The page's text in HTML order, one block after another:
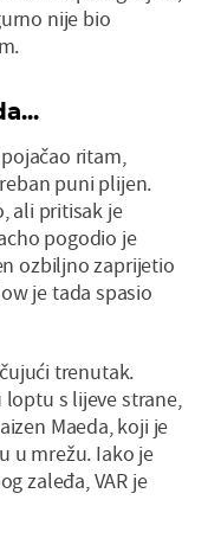
nije bio
ritam,
puni plijen.
ali pritisak je
pogodio je
ozbiljno zaprijetio
je tada spasio
trenutak.
s lijeve strane,
Maeda, koji je
u mrežu. Iako je
zaleđa, VAR je